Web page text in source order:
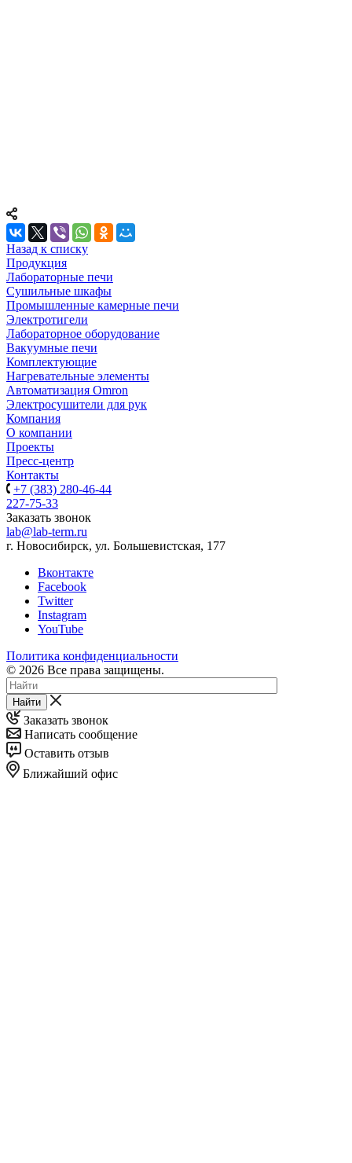
Назад к списку
Продукция
Лабораторные печи
Сушильные шкафы
Промышленные камерные печи
Электротигели
Лабораторное оборудование
Вакуумные печи
Комплектующие
Нагревательные элементы
Автоматизация Omron
Электросушители для рук
Компания
О компании
Проекты
Пресс-центр
Контакты
+7 (383) 280-46-44
227-75-33
Заказать звонок
lab@lab-term.ru
г. Новосибирск, ул. Большевистская, 177
Вконтакте
Facebook
Twitter
Instagram
YouTube
Политика конфиденциальности
© 2026 Все права защищены.
Найти
Заказать звонок
Написать сообщение
Оставить отзыв
Ближайший офис